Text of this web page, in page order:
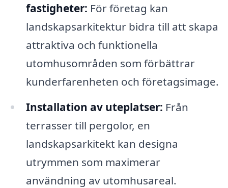
fastigheter: För företag kan
landskapsarkitektur bidra till att skapa
attraktiva och funktionella
utomhusområden som förbättrar
kunderfarenheten och företagsimage.
Installation av uteplatser: Från
terrasser till pergolor, en
landskapsarkitekt kan designa
utrymmen som maximerar
användning av utomhusareal.